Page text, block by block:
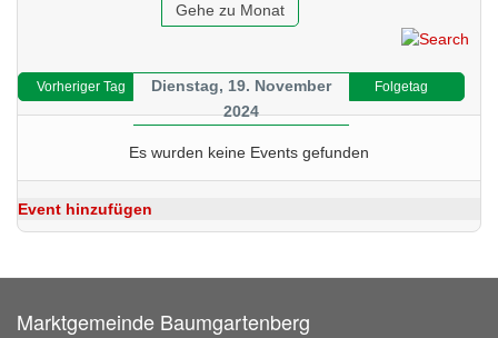
Gehe zu Monat
Vorheriger Tag
Dienstag, 19. November
2024
Folgetag
Es wurden keine Events gefunden
Event hinzufügen
Marktgemeinde Baumgartenberg